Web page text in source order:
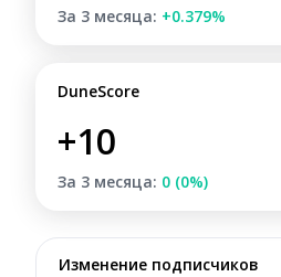
За 3 месяца: +0.379%
DuneScore
+10
За 3 месяца: 0 (0%)
Изменение подписчиков